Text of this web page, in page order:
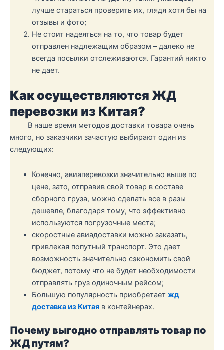
лучше стараться проверить их, глядя хотя бы на
отзывы и фото;
Не стоит надеяться на то, что товар будет
отправлен надлежащим образом – далеко не
всегда посылки отслеживаются. Гарантий никто
не дает.
Как осуществляются ЖД
перевозки из Китая?
В наше время методов доставки товара очень
много, но заказчики зачастую выбирают один из
следующих:
Конечно, авиаперевозки значительно выше по
цене, зато, отправив свой товар в составе
сборного груза, можно сделать все в разы
дешевле, благодаря тому, что эффективно
используются погрузочные места;
скоростные авиадоставки можно заказать,
привлекая попутный транспорт. Это дает
возможность значительно сэкономить свой
бюджет, потому что не будет необходимости
отправлять груз одиночным рейсом;
Большую популярность приобретает жд
доставка из Китаяв контейнерах.
Почему выгодно отправлять товар по
ЖД путям?